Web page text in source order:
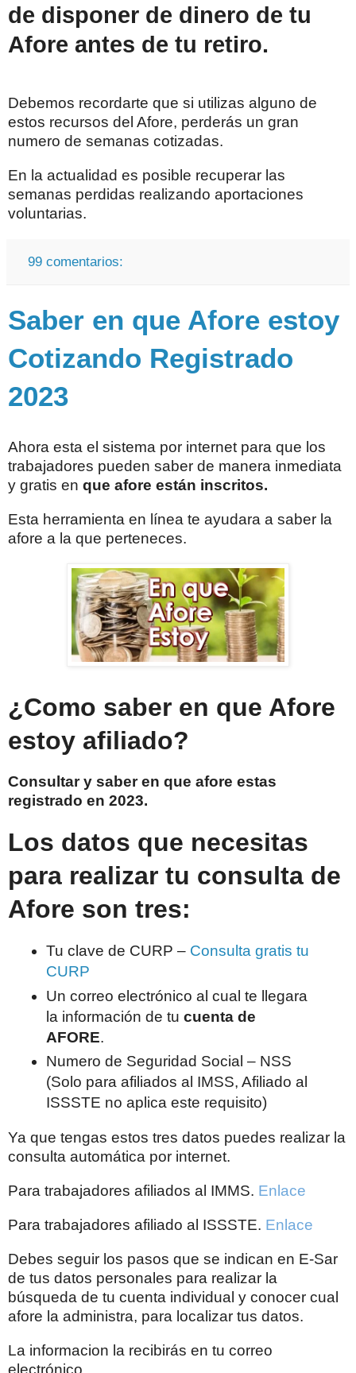
de disponer de dinero de tu
Afore antes de tu retiro.
Debemos recordarte que si utilizas alguno de
estos recursos del Afore, perderás un gran
numero de semanas cotizadas.
En la actualidad es posible recuperar las
semanas perdidas realizando aportaciones
voluntarias.
99 comentarios:
Saber en que Afore estoy
Cotizando Registrado
2023
Ahora esta el sistema por internet para que los
trabajadores pueden saber de manera inmediata
y gratis en que afore están inscritos.
Esta herramienta en línea te ayudara a saber la
afore a la que perteneces.
¿Como saber en que Afore
estoy afiliado?
Consultar y saber en que afore estas
registrado en 2023.
Los datos que necesitas
para realizar tu consulta de
Afore son tres:
Tu clave de CURP – Consulta gratis tu
CURP
Un correo electrónico al cual te llegara
la información de tu cuenta de
AFORE.
Numero de Seguridad Social – NSS
(Solo para afiliados al IMSS, Afiliado al
ISSSTE no aplica este requisito)
Ya que tengas estos tres datos puedes realizar la
consulta automática por internet.
Para trabajadores afiliados al IMMS. Enlace
Para trabajadores afiliado al ISSSTE. Enlace
Debes seguir los pasos que se indican en E-Sar
de tus datos personales para realizar la
búsqueda de tu cuenta individual y conocer cual
afore la administra, para localizar tus datos.
La informacion la recibirás en tu correo